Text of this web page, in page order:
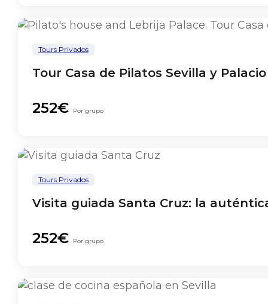
Tours Privados
Tour Casa de Pilatos Sevilla y
252€ Por grupo
Tours Privados
Visita guiada Santa Cruz: la
252€ Por grupo